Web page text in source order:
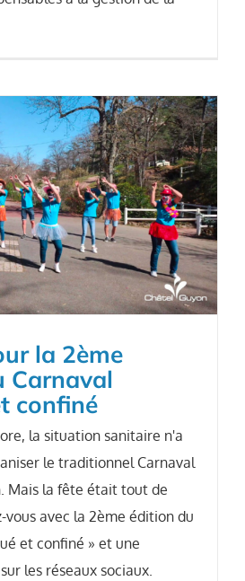
la 2ème
Carnaval
confiné
la situation sanitaire n'a
le traditionnel Carnaval
Mais la fête était tout de
vous avec la 2ème édition du
et confiné » et une
les réseaux sociaux.